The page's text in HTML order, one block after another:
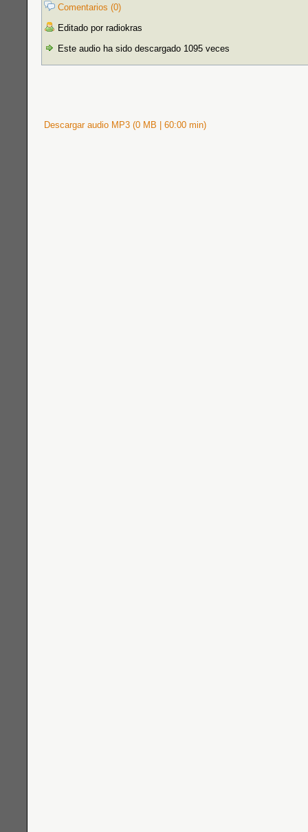
Comentarios (0)
Editado por radiokras
Este audio ha sido descargado 1095 veces
Descargar audio MP3 (0 MB | 60:00 min)